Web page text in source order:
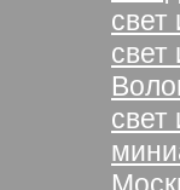
свет